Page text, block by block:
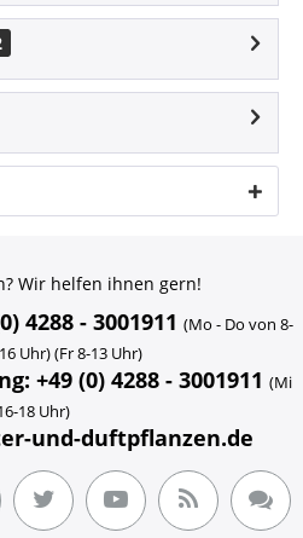
Wir helfen ihnen gern!
4288 - 3001911 (Mo - Do von 8-
Uhr) (Fr 8-13 Uhr)
+49 (0) 4288 - 3001911 (Mi
18 Uhr)
und-duftpflanzen.de